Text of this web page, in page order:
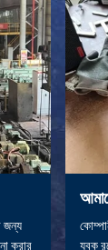
জন্য
করার
যুবক